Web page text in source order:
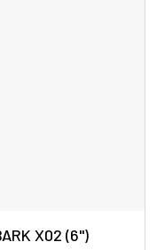
X02 (6")